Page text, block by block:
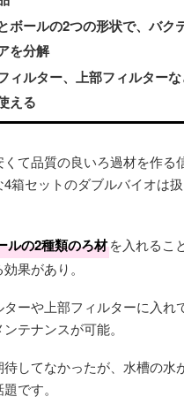
ボールの2つの形状で、バク
を分解
ィルター、上部フィルター
える
て品質の良いろ過材を作る
箱セットのダブルバイオは
ルの2種類のろ材を入れるこ
果があり。
ーや上部フィルターに入れ
テナンスが可能。
してなかったが、水槽の水
です。